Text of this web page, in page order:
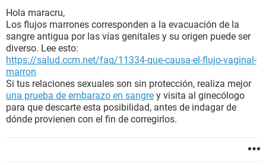
Hola maracru,
Los flujos marrones corresponden a la evacuación de la
sangre antigua por las vías genitales y su origen puede ser
diverso. Lee esto:
https://salud.ccm.net/faq/11334-que-causa-el-flujo-vaginal-
marron
Si tus relaciones sexuales son sin protección, realiza mejor
una prueba de embarazo en sangre y visita al ginecólogo
para que descarte esta posibilidad, antes de indagar de
dónde provienen con el fin de corregirlos.